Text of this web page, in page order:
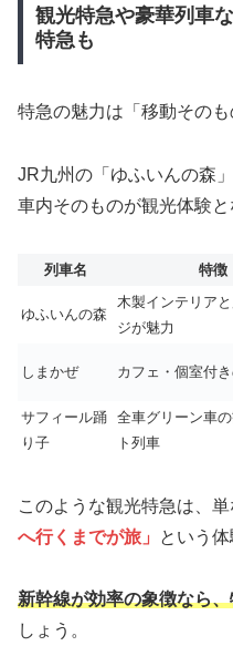
観光特急や豪華列車
特急も
特急の魅力は「移動その
JR九州の「ゆふいんの森
車内そのものが観光体験
列車名 特徴
ゆふいんの森
木製インテリア
ジが魅力
しまかぜ カフェ・個室付
サフィール踊
り子
全車グリーン車
ト列車
このような観光特急は、
へ行くまでが旅」
という体
新幹線が効率の象徴なら
しょう。